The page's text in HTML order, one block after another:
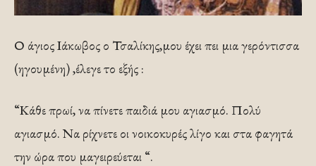
Ο άγιος Ιάκωβος ο Τσαλίκης,μου έχει πει μια γερόντισσα
(ηγουμένη) ,έλεγε το εξής :
“Κάθε πρωί, να πίνετε παιδιά μου αγιασμό. Πολύ
αγιασμό. Να ρίχνετε οι νοικοκυρές λίγο και στα φαγητά
την ώρα που μαγειρεύεται “.